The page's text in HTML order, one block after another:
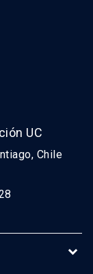
UC
Chile